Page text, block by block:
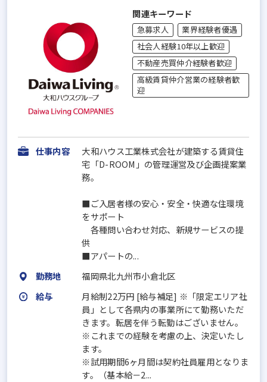
関連キーワード
急募求人
業界経験者優遇
社会人経験10年以上歓迎
不動産売買仲介経験者歓迎
高級賃貸仲介営業の経験者歓
迎
仕事内容
大和ハウス工業株式会社が建築する賃貸住
宅「D-ROOM」の管理運営及び企画提案業
務。
■ご入居者様の安心・安全・快適な住環境
をサポート
各種問い合わせ対応、新規サービスの提
供
■アパートの...
勤務地
福岡県北九州市小倉北区
給与
月給制22万円 [給与補足] ※「限定エリア社
員」として各県内の事業所にて勤務いただ
きます。転居を伴う転勤はございません。
※これまでの経験を考慮の上、決定いたし
ます。
※試用期間6ヶ月間は契約社員雇用となりま
す。（基本給－2...